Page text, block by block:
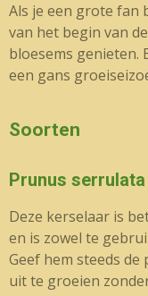
Als je een grote fan
van het begin van
bloesems genieten.
een gans
Soorten
Prunus serrulata
Deze kerselaar is
en is zowel te
Geef hem steeds
uit te groeien